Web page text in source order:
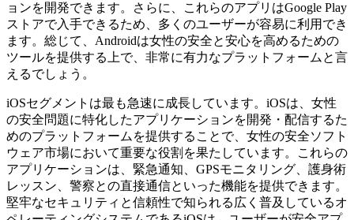
ョンを開発できます。さらに、これらのアプリはGoogle Play
ストアで入手できるため、多くのユーザーが容易に利用でき
ます。総じて、Androidは女性の安全と安心を高めるための
ツールを提供する上で、非常に有力なプラットフォームと言
えるでしょう。
iOSセグメントは最も急速に成長しています。iOSは、女性
の安全問題に特化したアプリケーションを開発・配信するた
めのプラットフォームを提供することで、女性の安全ソフト
ウェア市場において重要な役割を果たしています。これらの
アプリケーションは、緊急通知、GPSモニタリング、護身術
レッスン、警察との直接通信といった機能を提供できます。
堅牢なセキュリティと信頼性で知られる広く普及しているオ